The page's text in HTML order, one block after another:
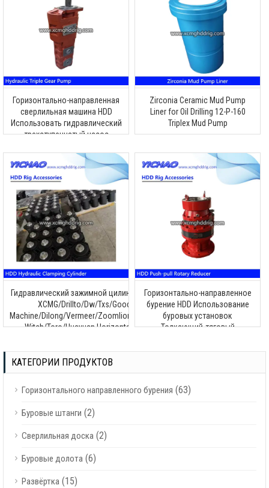
Горизонтально-направленная
сверлильная машина HDD
Использовать гидравлический
трехступенчатый насос
Zirconia Ceramic Mud Pump
Liner for Oil Drilling 12-P-160
Triplex Mud Pump
Гидравлический зажимной цилиндр HDD для
XCMG/Drillto/Dw/Txs/Goodeng
Machine/Dilong/Vermeer/Zoomlion/Terra/Ditch
Witch/Toro/Huayuan Horizontal Drilling
Горизонтально-направленное
бурение HDD Использование
буровых установок
Толкающий-тяговый
КАТЕГОРИИ ПРОДУКТОВ
Горизонтального направленного бурения (63)
Буровые штанги (2)
Сверлильная доска (2)
Буровые долота (6)
Развёртка (15)